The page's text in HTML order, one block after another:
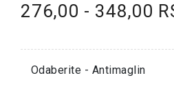
276,00 - 348,00
Odaberite - Antimaglin